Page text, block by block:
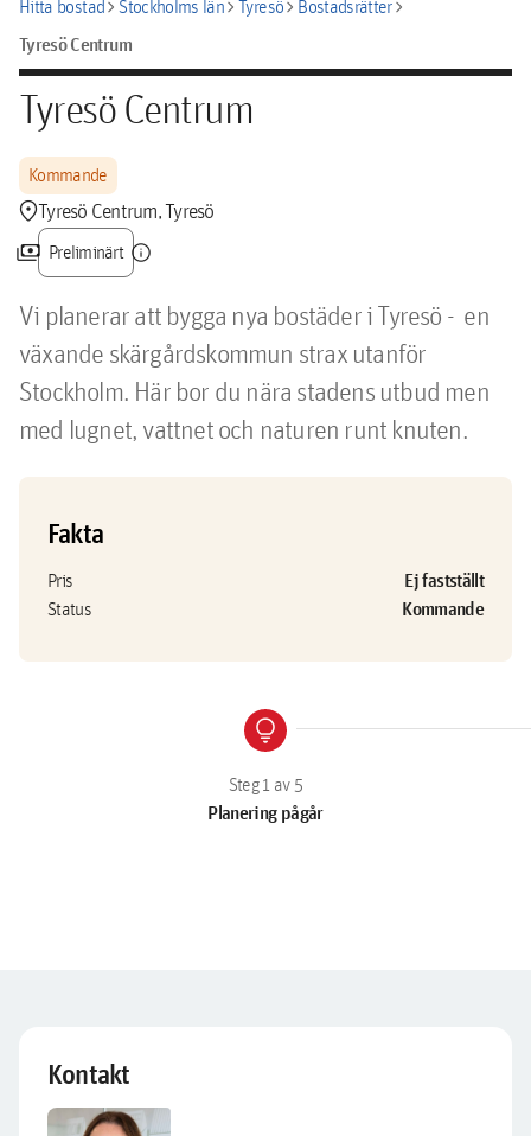
Hitta bostadchevron_rightStockholms länchevron_rightTyresöchevron_rightBostadsrätterchevron_right
Tyresö Centrum
Tyresö Centrum
Kommande
location_pinTyresö Centrum, Tyresö
payments Preliminärt info
Vi planerar att bygga nya bostäder i Tyresö -  en
växande skärgårdskommun strax utanför
Stockholm. Här bor du nära stadens utbud men
med lugnet, vattnet och naturen runt knuten.
Fakta
Pris Ej fastställt
Status Kommande
lightbulb
Planering pågår
Kontakt